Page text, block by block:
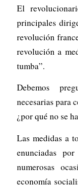
El
principales
revolución
revolución a
tumba”.
Debemos
necesarias para
¿por qué no se
Las medidas a
enunciadas
numerosas
economía